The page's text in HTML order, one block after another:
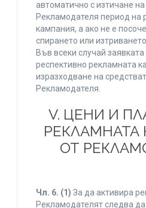
автоматично с изтичане
Рекламодателя период на
кампания, а ако не е
спирането или
Във всеки случай
респективно рекламната
изразходване на
Рекламодателя.
V. ЦЕНИ И
ОТ
Чл. 6. (1) За да активира
Рекламодателят следва